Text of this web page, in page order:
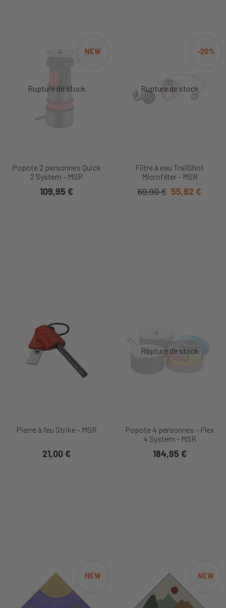
Popote 2 personnes Quick
2 System - MSR
NEW
109,95 €
Filtre à eau TrailShot
Microfilter - MSR
-20%
69,90 € 55,92 €
Pierre à feu Strike - MSR
21,00 €
Popote 4 personnes - Flex
4 System - MSR
184,95 €
NEW NEW